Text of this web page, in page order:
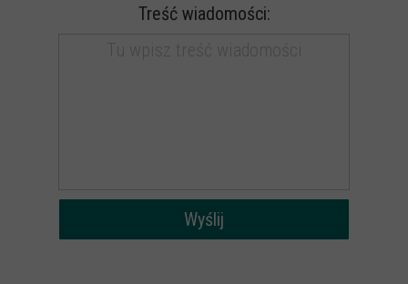
Treść wiadomości:
Wyślij